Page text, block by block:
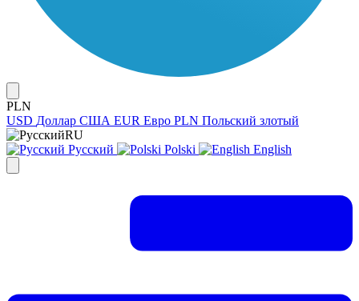
PLN
USD Доллар США EUR Евро PLN Польский злотый
RU
Русский
Polski English